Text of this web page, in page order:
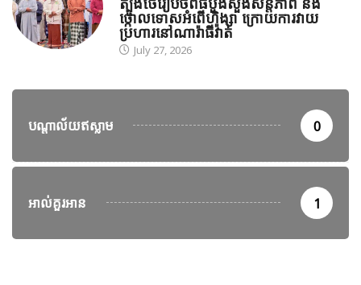
ថ្កោលទោសអំពើហិង្សា ក្រោយការវាយ
ប្រហារនៅណារ៉ាធីវ៉ាត់
July 27, 2026
បណ្តាល័យឥស្លាម 0
អាល់គួរអាន 1